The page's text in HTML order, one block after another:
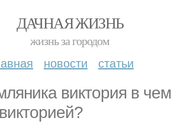
ДАЧНАЯ ЖИЗНЬ
жизнь за городом
новости статьи
виктория в